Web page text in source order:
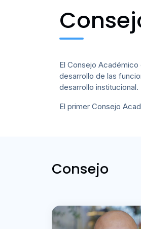
El Consejo
desarrollo de las
desarrollo institucional.
El primer Consejo
Consejo